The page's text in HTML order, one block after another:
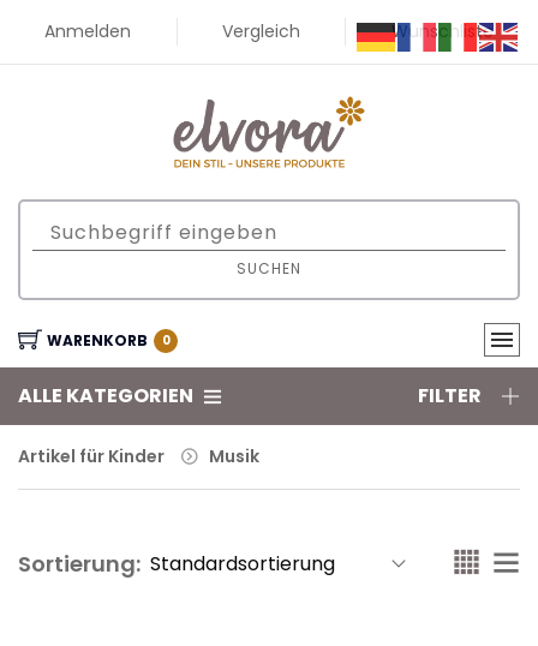
Anmelden Vergleich Wunschliste
SUCHEN
WARENKORB 0
ALLE KATEGORIEN FILTER
Artikel für Kinder Musik
Sortierung: